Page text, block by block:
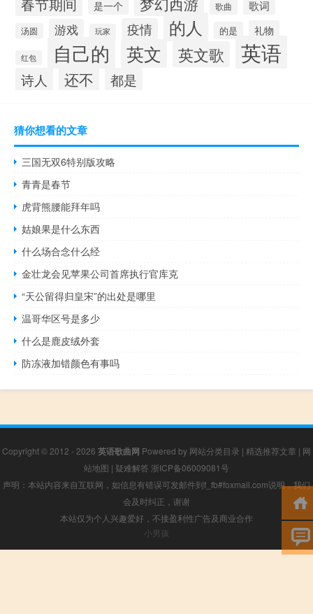
是一个 歌曲 歌词
汤圆 游戏 玩家 疫情 的人 的是 礼物
红包 自己的 英文 英文歌 英语
诗人 还不 都是
猜你想看的文章
三国无双6特别版攻略
青青是春节
虎背熊腰能拜年吗
姑娘果是什么东西
什么场合念什么经
金壮龙会见苹果公司首席执行官库克
“天公留得归皇宋”的出处是哪里
温哥华区号是多少
什么是鹿皮绒外套
防冻液加错颜色有事吗
Copyright © 2012 - 2026 英语歌曲网 Powered by 网站分类目录 | 精选推荐文章 | 网
站地图 | 疑难解答 浙ICP备06009081号
声明：本站内容来自互联网，如信息有错误可发邮件到f_fb#foxmail.com说明，我们
会及时纠正，谢谢
本站仅为个人兴趣爱好，不接盈利性广告及商业合作
小男孩